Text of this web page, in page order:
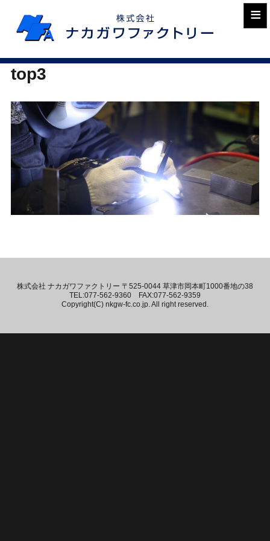
≡
top3
株式会社 ナカガワファクトリー 〒525-0044 草津市岡本町1000番地の38
TEL:077-562-9360 FAX:077-562-9359
Copyright(C) nkgw-fc.co.jp. All right reserved.